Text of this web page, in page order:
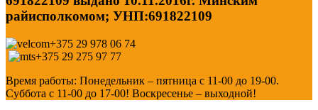
райисполкомом; УНП:691822109
+375 29 978 06 74
+375 29 275 97 77
Время работы: Понедельник – пятница с 11-00 до 19-00.
Суббота с 11-00 до 17-00! Воскресенье – выходной!